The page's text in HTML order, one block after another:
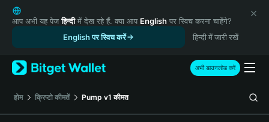
English
日本語
Русский
Español (Latinoamérica)
Türkçe
Italiano
आप अभी यह पेजहिन्दीमें देख रहे हैं. क्या आप English पर स्विच करना चाहेंगे?
English पर स्विच करें
हिन्दी में जारी रखें
अभी डाउनलोड करें
होम क्रिप्टो कीमतें Pump v1 कीमत